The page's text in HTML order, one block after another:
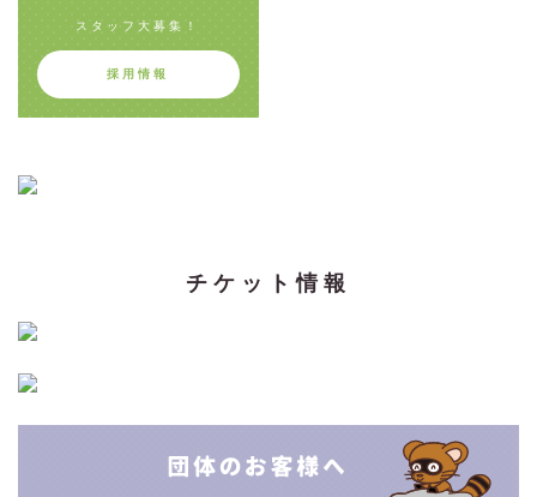
スタッフ大募集！
採用情報
チケット情報